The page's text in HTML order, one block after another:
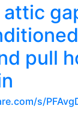
attic
pull
s/